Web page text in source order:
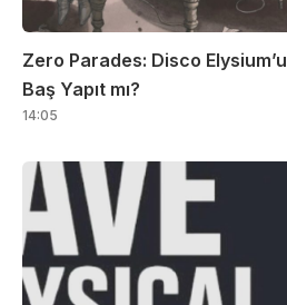
Zero Parades: Disco
Baş Yapıt mı?
14:05